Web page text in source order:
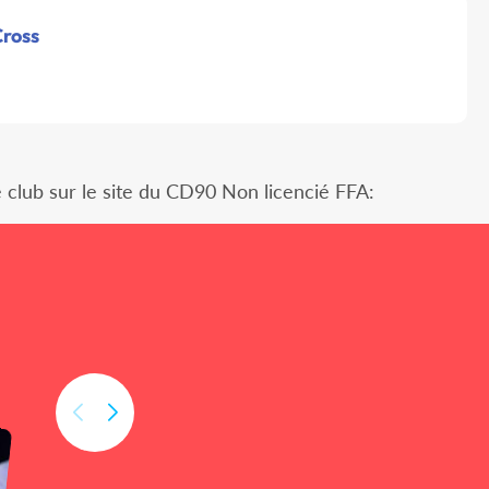
sur le site du CD90 Non licencié FFA: